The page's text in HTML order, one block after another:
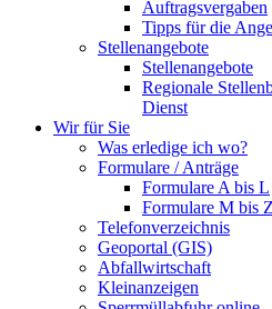
Auftragsvergaben
Tipps für die
Stellenangebote
Stellenangebote
Regionale
Dienst
Wir für Sie
Was erledige ich wo?
Formulare / Anträge
Formulare A bis L
Formulare M bis Z
Telefonverzeichnis
Geoportal (GIS)
Abfallwirtschaft
Kleinanzeigen